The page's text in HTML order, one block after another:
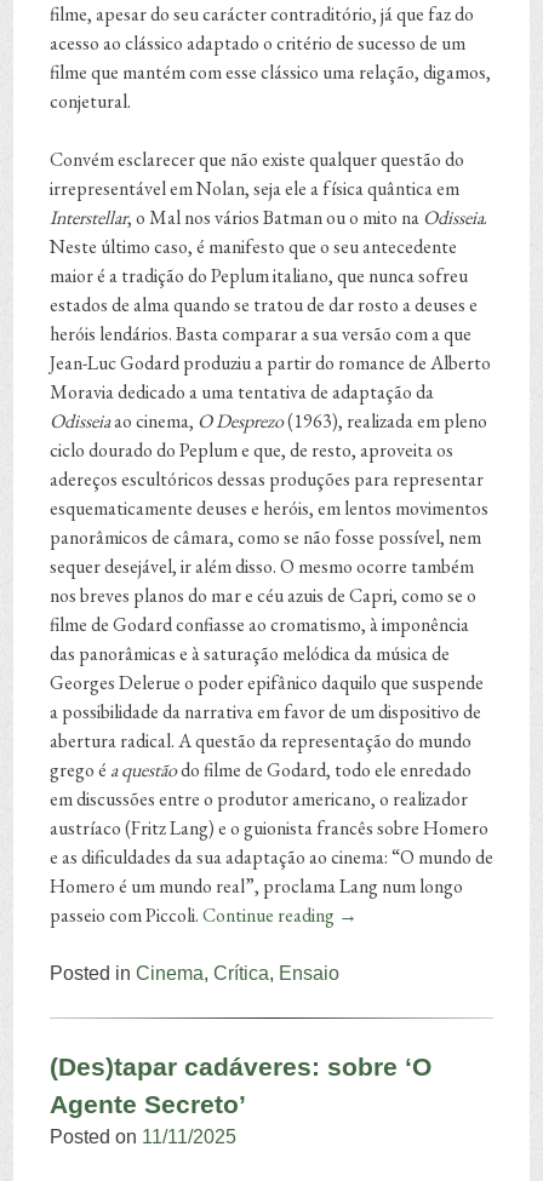
filme, apesar do seu carácter contraditório, já que faz do
acesso ao clássico adaptado o critério de sucesso de um
filme que mantém com esse clássico uma relação, digamos,
conjetural.
Convém esclarecer que não existe qualquer questão do
irrepresentável em Nolan, seja ele a física quântica em
Interstellar, o Mal nos vários Batman ou o mito naOdisseia.
Neste último caso, é manifesto que o seu antecedente
maior é a tradição do Peplum italiano, que nunca sofreu
estados de alma quando se tratou de dar rosto a deuses e
heróis lendários. Basta comparar a sua versão com a que
Jean-Luc Godard produziu a partir do romance de Alberto
Moravia dedicado a uma tentativa de adaptação da
Odisseiaao cinema, O Desprezo(1963), realizada em pleno
ciclo dourado do Peplum e que, de resto, aproveita os
adereços escultóricos dessas produções para representar
esquematicamente deuses e heróis, em lentos movimentos
panorâmicos de câmara, como se não fosse possível, nem
sequer desejável, ir além disso. O mesmo ocorre também
nos breves planos do mar e céu azuis de Capri, como se o
filme de Godard confiasse ao cromatismo, à imponência
das panorâmicas e à saturação melódica da música de
Georges Delerue o poder epifânico daquilo que suspende
a possibilidade da narrativa em favor de um dispositivo de
abertura radical. A questão da representação do mundo
grego é a questãodo filme de Godard, todo ele enredado
em discussões entre o produtor americano, o realizador
austríaco (Fritz Lang) e o guionista francês sobre Homero
e as dificuldades da sua adaptação ao cinema: “O mundo de
Homero é um mundo real”, proclama Lang num longo
passeio com Piccoli.Continue reading →
Posted inCinema,Crítica, Ensaio
(Des)tapar cadáveres: sobre ‘O
Agente Secreto’
Posted on 11/11/2025